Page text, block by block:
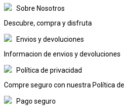
Sobre Nosotros
Descubre, compra y disfruta
Envios y devoluciones
Informacion de envios y devoluciones
Política de privacidad
Compre seguro con nuestra Política
Pago seguro